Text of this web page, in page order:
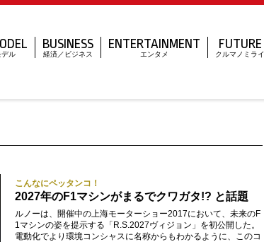
デル
BUSINESS
経済／ビジネス
ENTERTAINMENT
エンタメ
FUTURE
クルマノミライ
こんなにペッタンコ！
2027年のF1マシンがまるでクワガタ!? と話題
ルノーは、開催中の上海モーターショー2017において、未来のF
1マシンの姿を提示する「R.S.2027ヴィジョン」を初公開した。
電動化でより環境コンシャスに名称からもわかるように、このコ